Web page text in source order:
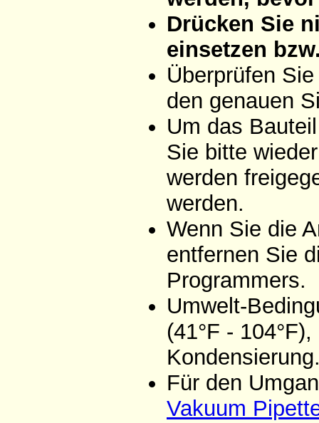
Drücken Sie
einsetzen
Überprüfen
den genauen
Um das
Sie bitte
werden
werden.
Wenn Sie die
entfernen Sie
Programmers.
Umwelt-
(41°F -
Für den
Vakuum